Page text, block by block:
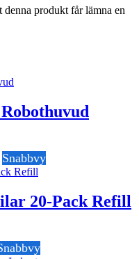
produkt får lämna en
Snabbvy
20-Pack Refill